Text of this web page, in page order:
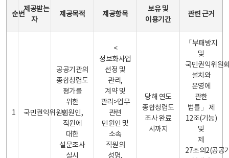
순번
제공받는
자
제공목적 제공항목
보유 및
이용기간
관련 근거
1 국민권익위원회
공공기관의
종합청렴도
평가를
위한
민원인,
직원에
대한
설문조사
실시
<
정보화사업
선정 및
관리,
계약 및
관리>업무
관련
민원인 및
소속
직원의
성명,
당해 연도
종합청렴도
조사 완료
시까지
「부패방지
및
국민권익위원
설치와
운영에
관한
법률」 제
12조(기능)
및
제
27조의2(공공